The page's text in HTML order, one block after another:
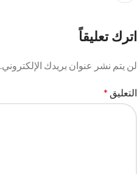
اترك تعليقاً
لن يتم نشر عنوان بريدك الإلكتروني.
التعليق *